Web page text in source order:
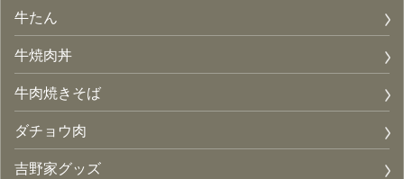
牛たん
牛焼肉丼
牛肉焼きそば
ダチョウ肉
吉野家グッズ